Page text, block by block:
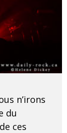
n’irons
du
ces